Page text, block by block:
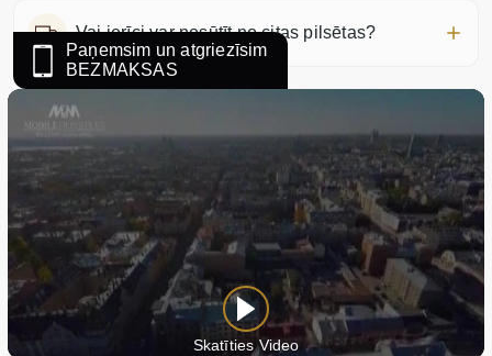
Vai ierīci var nosūtīt no citas pilsētas?
Paņemsim un atgriezīsim
BEZMAKSAS
Skatīties Video